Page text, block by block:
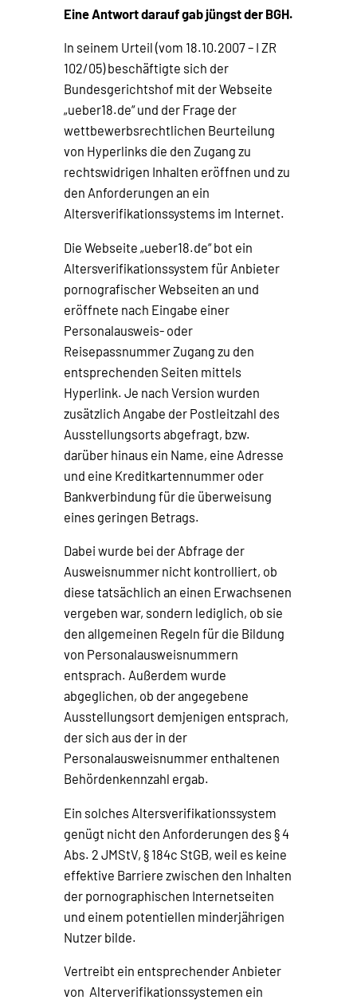
Eine Antwort darauf gab jüngst der BGH.
In seinem Urteil (vom 18.10.2007 – I ZR
102/05) beschäftigte sich der
Bundesgerichtshof mit der Webseite
„ueber18.de“ und der Frage der
wettbewerbsrechtlichen Beurteilung
von Hyperlinks die den Zugang zu
rechtswidrigen Inhalten eröffnen und zu
den Anforderungen an ein
Altersverifikationssystems im Internet.
Die Webseite „ueber18.de“ bot ein
Altersverifikationssystem für Anbieter
pornografischer Webseiten an und
eröffnete nach Eingabe einer
Personalausweis- oder
Reisepassnummer Zugang zu den
entsprechenden Seiten mittels
Hyperlink. Je nach Version wurden
zusätzlich Angabe der Postleitzahl des
Ausstellungsorts abgefragt, bzw.
darüber hinaus ein Name, eine Adresse
und eine Kreditkartennummer oder
Bankverbindung für die überweisung
eines geringen Betrags.
Dabei wurde bei der Abfrage der
Ausweisnummer nicht kontrolliert, ob
diese tatsächlich an einen Erwachsenen
vergeben war, sondern lediglich, ob sie
den allgemeinen Regeln für die Bildung
von Personalausweisnummern
entsprach. Außerdem wurde
abgeglichen, ob der angegebene
Ausstellungsort demjenigen entsprach,
der sich aus der in der
Personalausweisnummer enthaltenen
Behördenkennzahl ergab.
Ein solches Altersverifikationssystem
genügt nicht den Anforderungen des § 4
Abs. 2 JMStV, § 184c StGB, weil es keine
effektive Barriere zwischen den Inhalten
der pornographischen Internetseiten
und einem potentiellen minderjährigen
Nutzer bilde.
Vertreibt ein entsprechender Anbieter
von Alterverifikationssystemen ein